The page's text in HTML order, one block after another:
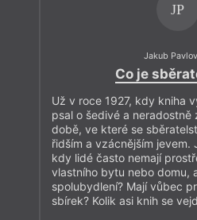
JP
Jakub
Co je
Už v roce 1927, kdy kniha
psal o šedivé a neradostně
době, ve které se
řidším a vzácnějším jevem.
kdy lidé často nemají
vlastního bytu nebo domu,
spolubydlení? Mají vůbec
sbírek? Kolik asi knih se